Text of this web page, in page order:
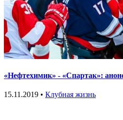
«Нефтехимик» - «Спартак»:
15.11.2019 • Клубная жизнь